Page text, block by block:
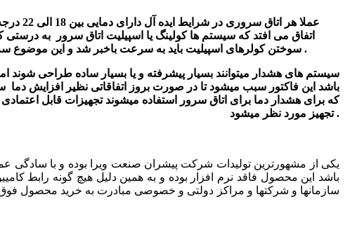
عملا
اتفاق می افتد که سیستم ها کولینگ یا اسپیلیت اتاق سرور به درستی
سوختن کولرهای اسپیلیت باید به سرعت باخبر شد و این موضوع سریعا به صورت هشدار به مدیر ای تی اطلاع رسانی گردد بنابر این ضرورت یک سیستم هشدار دما برای اتاق سرور بجد احساس میشود .
سیستم های هشدار میتوانند بسیار پیشرفته و یا بسیار ساده طراحی شوند
باشد این فاکتور سبب میشود تا در صورت بروز اتفاقاتی نظیر افزایش دما
که برای هشدار دما برای اتاق سرور استفاده میشوند تجهیزات قابل
تجهیز مورد نظر میشود .
یکی از مشهورترین تولیدات شرکت پیشران صنعت ویرا بوده و با سادگی
باشد این محصول فاقد نرم افزار بوده و به همین دلیل هیچ گونه رابط
سازمانها و شرکتها و مراکز دولتی و خصوصی مبادرت به خرید محصول